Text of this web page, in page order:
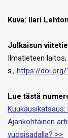
Kuva: Ilari
Julkaisun
Ilmatieteen
s., https://doi.org/
Lue tästä
Kuukausikatsaus:
Ajankohtainen
vuosisadalla? >>